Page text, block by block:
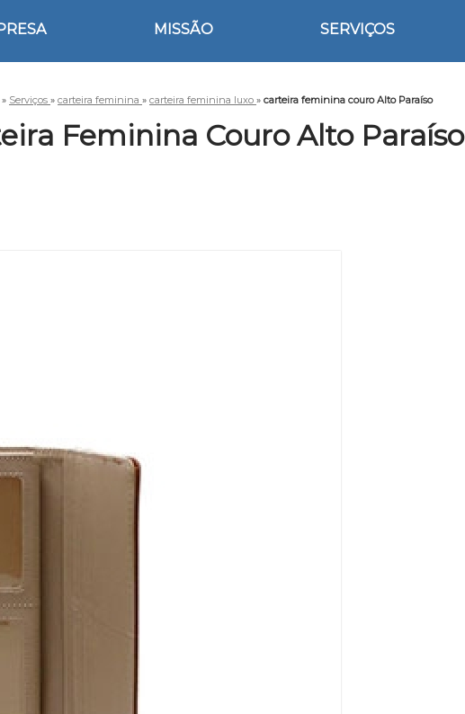
MISSÃO SERVIÇOS
» Serviços » carteira feminina » carteira feminina luxo » carteira feminina couro Alto Paraíso
Feminina Couro Alto Paraíso